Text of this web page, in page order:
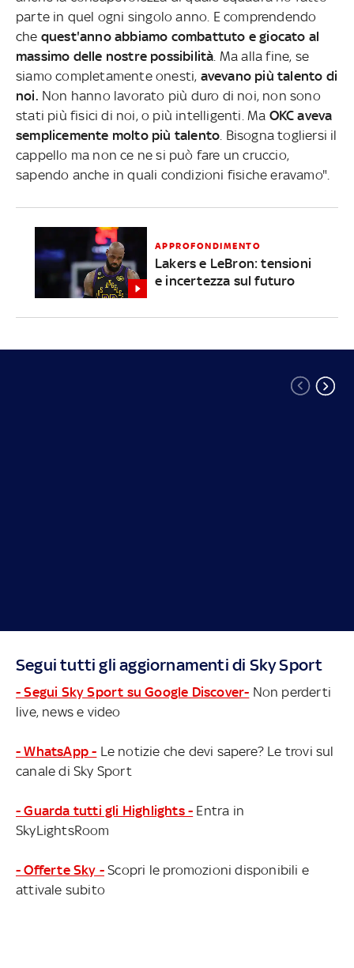
parte in quel ogni singolo anno. E comprendendo
che quest'anno abbiamo combattuto e giocato al
massimo delle nostre possibilità . Ma alla fine, se
siamo completamente onesti, avevano più talento di
noi. Non hanno lavorato più duro di noi, non sono
stati più fisici di noi, o più intelligenti. Ma OKC aveva
semplicemente molto più talento . Bisogna togliersi il
cappello ma non ce ne si può fare un cruccio,
sapendo anche in quali condizioni fisiche eravamo".
APPROFONDIMENTO
Lakers e LeBron: tensioni
e incertezza sul futuro
Segui tutti gli aggiornamenti di Sky Sport
- Segui Sky Sport su Google Discover- Non perderti
live, news e video
- WhatsApp - Le notizie che devi sapere? Le trovi sul
canale di Sky Sport
- Guarda tutti gli Highlights - Entra in
SkyLightsRoom
- Offerte Sky - Scopri le promozioni disponibili e
attivale subito